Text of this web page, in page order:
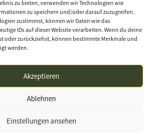
zu bieten, verwenden wir Technologien wie
zu speichern und/oder darauf zuzugreifen.
zustimmst, können wir Daten wie das
IDs auf dieser Website verarbeiten. Wenn du deine
oder zurückziehst, können bestimmte Merkmale und
werden.
Akzeptieren
Ablehnen
Einstellungen ansehen
Impressum
Geschäftsbedingungen
Nordhessen GmbH